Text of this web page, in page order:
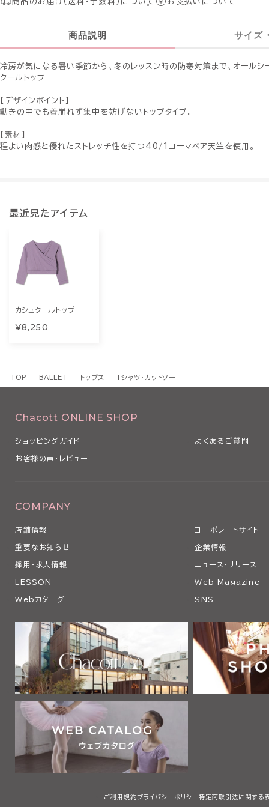
商品説明 サイズ
冷房が気になる暑い季節から、冬のレッスン時の防寒対策まで、オールシ
クールトップ
【デザインポイント】
動きの中でも着崩れず集中を妨げないトップタイプ。
【素材】
程よい肉感と優れたストレッチ性を持つ40/1コーマベア天竺を使用。
最近見たアイテム
カシュクールトップ
¥8,250
TOP BALLET トップス Tシャツ・カットソー
Chacott ONLINE SHOP
ショッピングガイド よくあるご質問
お客様の声・レビュー
COMPANY
店舗情報 コーポレートサイト
重要なお知らせ 企業情報
採用・求人情報 ニュース・リリース
LESSON Web Magazine
Webカタログ SNS
ご利用規約プライバシーポリシー 特定商取引法に関する